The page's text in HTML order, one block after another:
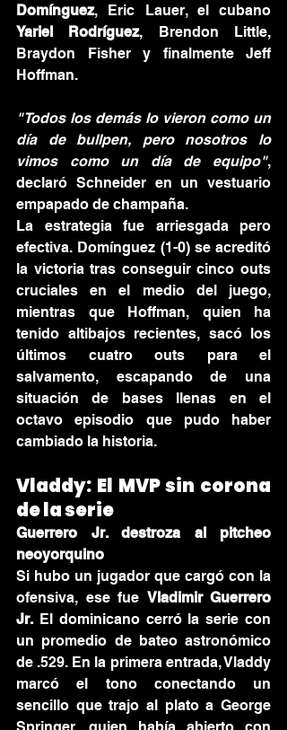
Domínguez
Yariel Rodríguez, Brendon Little,
Braydon Fisher y finalmente Jeff
Hoffman.
"Todos los demás lo vieron como un
día de bullpen, pero nosotros lo
vimos como un día de equipo",
declaró Schneider en un vestuario
empapado de champaña.
La estrategia fue arriesgada pero
efectiva. Domínguez (1-0) se acreditó
la victoria tras conseguir cinco outs
cruciales en el medio del juego,
mientras que Hoffman, quien ha
tenido altibajos recientes, sacó los
últimos cuatro outs para el
salvamento, escapando de una
situación de bases llenas en el
octavo episodio que pudo haber
cambiado la historia.
Vladdy: El MVP sin corona
de la serie
Guerrero Jr. destroza al pitcheo
neoyorquino
Si hubo un jugador que cargó con la
ofensiva, ese fue Vladimir Guerrero
Jr. El dominicano cerró la serie con
un promedio de bateo astronómico
de .529. En la primera entrada, Vladdy
marcó el tono conectando un
sencillo que trajo al plato a George